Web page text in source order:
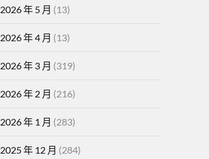
2026 年 5 月 (13)
2026 年 4 月 (13)
2026 年 3 月 (319)
2026 年 2 月 (216)
2026 年 1 月 (283)
2025 年 12 月 (284)